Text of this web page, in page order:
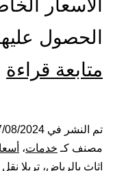
الأسعار
الحصول
متابعة قراءة
تم النشر في 08/2024
مصنف كـ خدمات،
اثاث بالرياض، تريلا